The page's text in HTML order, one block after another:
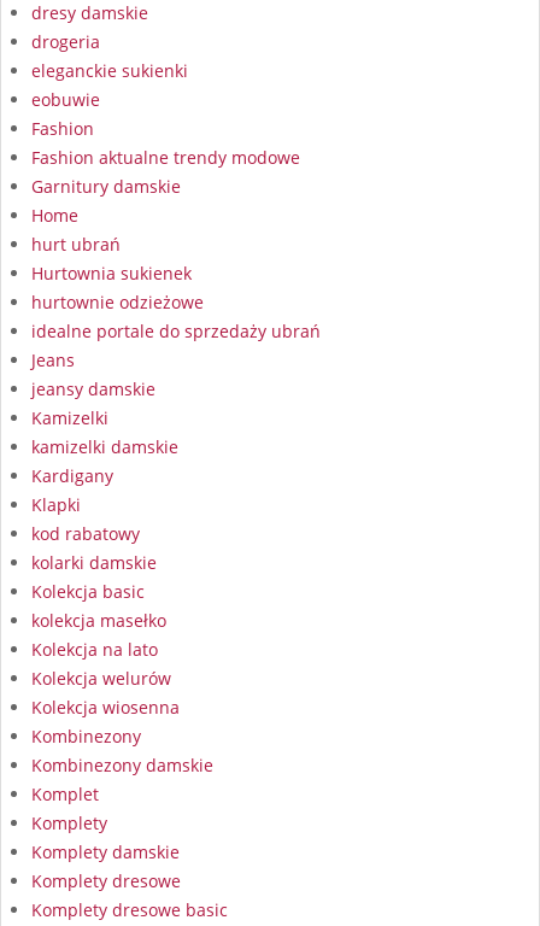
dresy damskie
drogeria
eleganckie sukienki
eobuwie
Fashion
Fashion aktualne trendy modowe
Garnitury damskie
Home
hurt ubrań
Hurtownia sukienek
hurtownie odzieżowe
idealne portale do sprzedaży ubrań
Jeans
jeansy damskie
Kamizelki
kamizelki damskie
Kardigany
Klapki
kod rabatowy
kolarki damskie
Kolekcja basic
kolekcja masełko
Kolekcja na lato
Kolekcja welurów
Kolekcja wiosenna
Kombinezony
Kombinezony damskie
Komplet
Komplety
Komplety damskie
Komplety dresowe
Komplety dresowe basic